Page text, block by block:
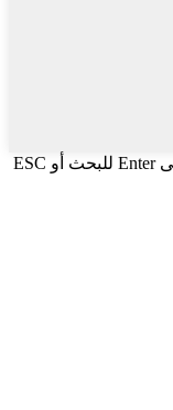
اضغط على Enter للبحث أو ESC